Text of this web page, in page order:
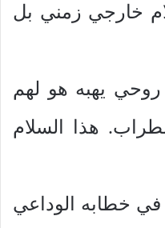
خارجي زمني بل
روحي يهبه هو لهم
هذا السلام
في خطابه الوداعي